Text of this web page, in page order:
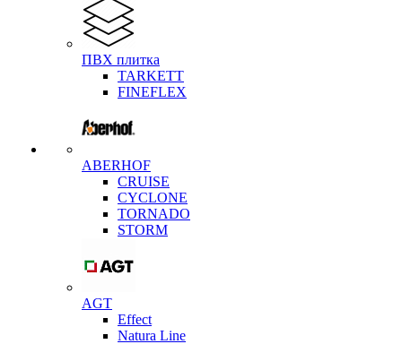
ПВХ плитка
TARKETT
FINEFLEX
ABERHOF
CRUISE
CYCLONE
TORNADO
STORM
AGT
Effect
Natura Line